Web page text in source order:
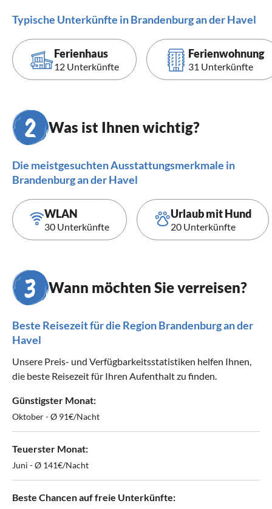
Typische Unterkünfte in Brandenburg an der Havel
Ferienhaus
12 Unterkünfte
Ferienwohnung
31 Unterkünfte
Was ist Ihnen wichtig?
Die meistgesuchten Ausstattungsmerkmale in
Brandenburg an der Havel
WLAN
30 Unterkünfte
Urlaub mit Hund
20 Unterkünfte
Wann möchten Sie verreisen?
Beste Reisezeit für die Region Brandenburg an der
Havel
Unsere Preis- und Verfügbarkeitsstatistiken helfen Ihnen,
die beste Reisezeit für Ihren Aufenthalt zu finden.
Günstigster Monat:
Oktober - Ø 91€/Nacht
Teuerster Monat:
Juni - Ø 141€/Nacht
Beste Chancen auf freie Unterkünfte: